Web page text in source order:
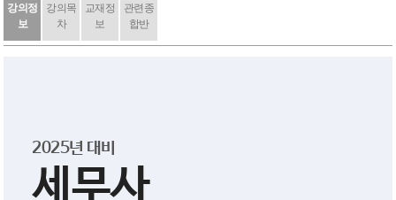
강의정
보
강의목
차
교재정
보
관련종
합반
2025년 대비
세무사